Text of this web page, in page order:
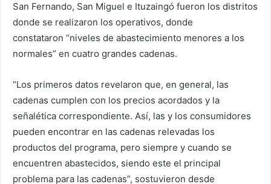
San Fernando, San Miguel e Ituzaingó fueron los distritos
donde se realizaron los operativos, donde
constataron “niveles de abastecimiento menores a los
normales” en cuatro grandes cadenas.
“Los primeros datos revelaron que, en general, las
cadenas cumplen con los precios acordados y la
señalética correspondiente. Así, las y los consumidores
pueden encontrar en las cadenas relevadas los
productos del programa, pero siempre y cuando se
encuentren abastecidos, siendo este el principal
problema para las cadenas”, sostuvieron desde